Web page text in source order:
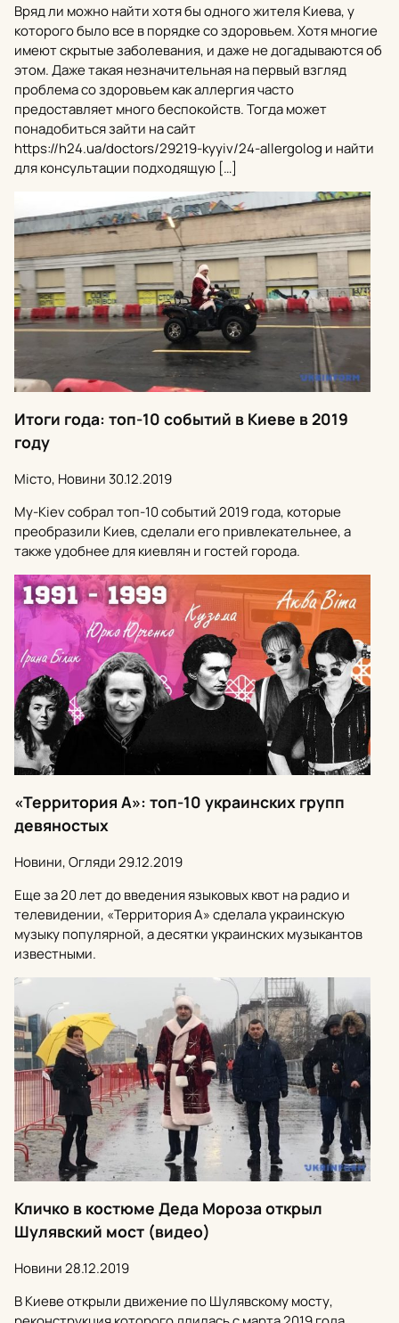
Вряд ли можно найти хотя бы одного жителя Киева, у
которого было все в порядке со здоровьем. Хотя многие
имеют скрытые заболевания, и даже не догадываются об
этом. Даже такая незначительная на первый взгляд
проблема со здоровьем как аллергия часто
предоставляет много беспокойств. Тогда может
понадобиться зайти на сайт
https://h24.ua/doctors/29219-kyyiv/24-allergolog и найти
для консультации подходящую […]
Итоги года: топ-10 событий в Киеве в 2019
году
Місто, Новини 30.12.2019
My-Kiev собрал топ-10 событий 2019 года, которые
преобразили Киев, сделали его привлекательнее, а
также удобнее для киевлян и гостей города.
«Территория А»: топ-10 украинских групп
девяностых
Новини, Огляди29.12.2019
Еще за 20 лет до введения языковых квот на радио и
телевидении, «Территория А» сделала украинскую
музыку популярной, а десятки украинских музыкантов
известными.
Кличко в костюме Деда Мороза открыл
Шулявский мост (видео)
Новини28.12.2019
В Киеве открыли движение по Шулявскому мосту,